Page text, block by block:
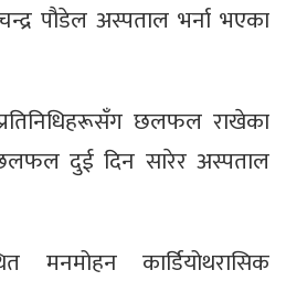
पौडेल अस्पताल भर्ना भएका
छलफल राखेका
दुई दिन सारेर अस्पताल
मनमोहन कार्डियोथरासिक